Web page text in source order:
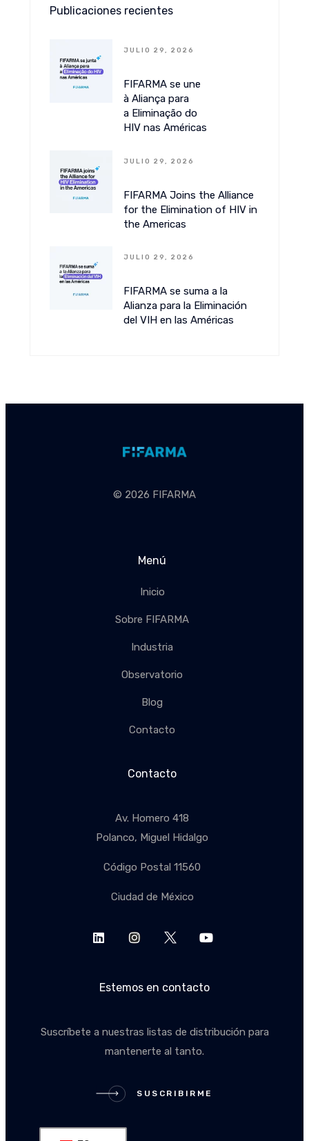
Publicaciones recientes
JULIO 29, 2026
FIFARMA se une
à Aliança para
a Eliminação do
HIV nas Américas
JULIO 29, 2026
FIFARMA Joins the Alliance
for the Elimination of HIV in
the Americas
JULIO 29, 2026
FIFARMA se suma a la
Alianza para la Eliminación
del VIH en las Américas
© 2026 FIFARMA
Menú
Inicio
Sobre FIFARMA
Industria
Observatorio
Blog
Contacto
Contacto
Av. Homero 418
Polanco, Miguel Hidalgo
Código Postal 11560
Ciudad de México
Estemos en contacto
Suscríbete a nuestras listas de distribución para
mantenerte al tanto.
SUSCRIBIRME
SUSCRIBIRME